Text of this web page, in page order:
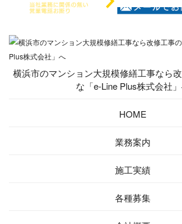
横浜市のマンション大規模修繕工事なら
な「e-Line Plus株式会社
HOME
業務案内
施工実績
各種募集